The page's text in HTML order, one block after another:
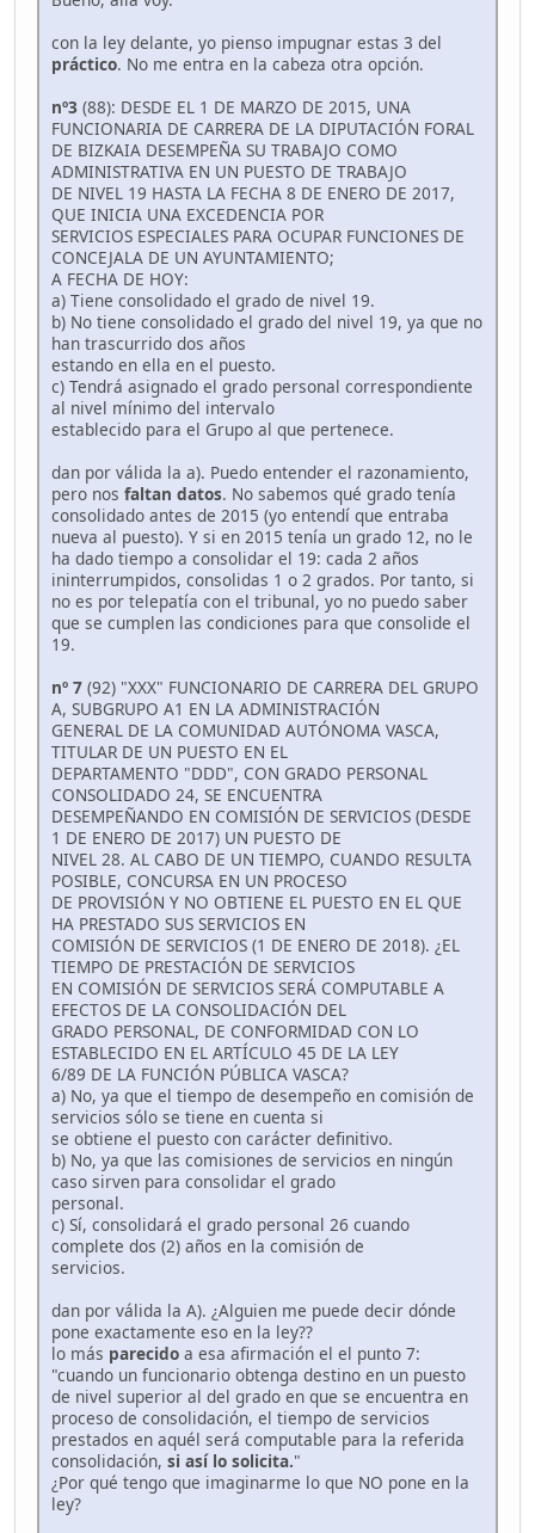
con la ley delante, yo pienso impugnar estas 3 del
práctico. No me entra en la cabeza otra opción.
nº3 (88): DESDE EL 1 DE MARZO DE 2015, UNA
FUNCIONARIA DE CARRERA DE LA DIPUTACIÓN FORAL
DE BIZKAIA DESEMPEÑA SU TRABAJO COMO
ADMINISTRATIVA EN UN PUESTO DE TRABAJO
DE NIVEL 19 HASTA LA FECHA 8 DE ENERO DE 2017,
QUE INICIA UNA EXCEDENCIA POR
SERVICIOS ESPECIALES PARA OCUPAR FUNCIONES DE
CONCEJALA DE UN AYUNTAMIENTO;
A FECHA DE HOY:
a) Tiene consolidado el grado de nivel 19.
b) No tiene consolidado el grado del nivel 19, ya que no
han trascurrido dos años
estando en ella en el puesto.
c) Tendrá asignado el grado personal correspondiente
al nivel mínimo del intervalo
establecido para el Grupo al que pertenece.
dan por válida la a). Puedo entender el razonamiento,
pero nos faltan datos. No sabemos qué grado tenía
consolidado antes de 2015 (yo entendí que entraba
nueva al puesto). Y si en 2015 tenía un grado 12, no le
ha dado tiempo a consolidar el 19: cada 2 años
ininterrumpidos, consolidas 1 o 2 grados. Por tanto, si
no es por telepatía con el tribunal, yo no puedo saber
que se cumplen las condiciones para que consolide el
19.
nº 7 (92) "XXX" FUNCIONARIO DE CARRERA DEL GRUPO
A, SUBGRUPO A1 EN LA ADMINISTRACIÓN
GENERAL DE LA COMUNIDAD AUTÓNOMA VASCA,
TITULAR DE UN PUESTO EN EL
DEPARTAMENTO "DDD", CON GRADO PERSONAL
CONSOLIDADO 24, SE ENCUENTRA
DESEMPEÑANDO EN COMISIÓN DE SERVICIOS (DESDE
1 DE ENERO DE 2017) UN PUESTO DE
NIVEL 28. AL CABO DE UN TIEMPO, CUANDO RESULTA
POSIBLE, CONCURSA EN UN PROCESO
DE PROVISIÓN Y NO OBTIENE EL PUESTO EN EL QUE
HA PRESTADO SUS SERVICIOS EN
COMISIÓN DE SERVICIOS (1 DE ENERO DE 2018). ¿EL
TIEMPO DE PRESTACIÓN DE SERVICIOS
EN COMISIÓN DE SERVICIOS SERÁ COMPUTABLE A
EFECTOS DE LA CONSOLIDACIÓN DEL
GRADO PERSONAL, DE CONFORMIDAD CON LO
ESTABLECIDO EN EL ARTÍCULO 45 DE LA LEY
6/89 DE LA FUNCIÓN PÚBLICA VASCA?
a) No, ya que el tiempo de desempeño en comisión de
servicios sólo se tiene en cuenta si
se obtiene el puesto con carácter definitivo.
b) No, ya que las comisiones de servicios en ningún
caso sirven para consolidar el grado
personal.
c) Sí, consolidará el grado personal 26 cuando
complete dos (2) años en la comisión de
servicios.
dan por válida la A). ¿Alguien me puede decir dónde
pone exactamente eso en la ley??
lo más parecido a esa afirmación el el punto 7:
"cuando un funcionario obtenga destino en un puesto
de nivel superior al del grado en que se encuentra en
proceso de consolidación, el tiempo de servicios
prestados en aquél será computable para la referida
consolidación, si así lo solicita."
¿Por qué tengo que imaginarme lo que NO pone en la
ley?